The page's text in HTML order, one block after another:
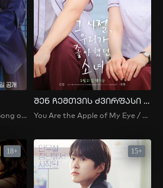
Dear Hongrang / 탄금 / Song of the Geomungo: Golden Swallow / Dear Hong Rang / Hong Rang / Tangeum / Tangeum: Geumeul Samkida / Tankeum / 탄금: 금을 삼키다
შენ ჩემთვის ძვირფასი ხარ
You Are the Apple of My Eye / 그 시절, 우리가 좋아했던 소녀 / Those Years, The Girl We Chased After Together / The Girl We Favored Back in the Day / Geu Sijeol, Uliga Johahaessdeon Sonyeo
18+ 15+